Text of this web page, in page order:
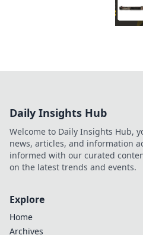
Daily Insights Hub
Welcome to Daily Insights Hub,
news, articles, and information
informed with our curated
on the latest trends and events.
Explore
Home
Archives